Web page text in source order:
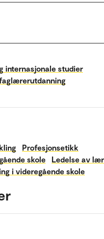
internasjonale studier
Profesjonsetikk
skole
Ledelse av
i videregående skole